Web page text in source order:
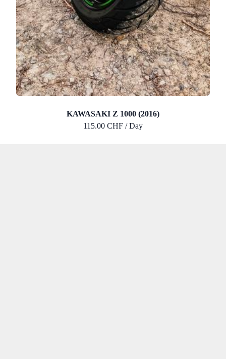
KAWASAKI Z 1000 (2016)
115.00 CHF / Day